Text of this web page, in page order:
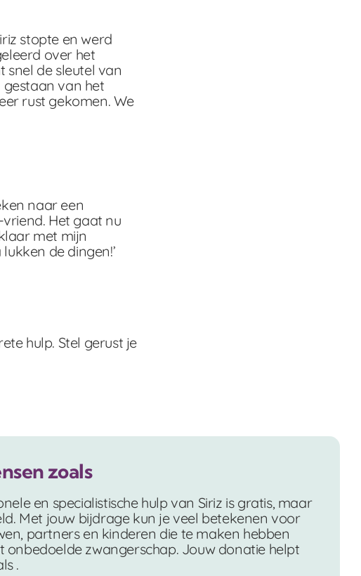
stopte en werd
over het
snel de sleutel van
van het
rust gekomen. We
naar een
Het gaat nu
met mijn
de dingen!’
hulp. Stel gerust je
zoals
en specialistische hulp van Siriz is gratis, maar
Met jouw bijdrage kun je veel betekenen voor
partners en kinderen die te maken hebben
onbedoelde zwangerschap. Jouw donatie helpt
.